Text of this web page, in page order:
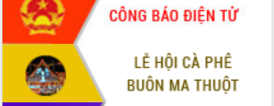
Đắk Lắk rà soát, điều chỉnh Đề án 190
về phát triển nuôi trồng thủy sản
Phó Chủ tịch UBND tỉnh Đắk Lắk
Trương Công Thái kiểm tra thực địa
Dự án cao tốc Khánh Hòa - Buôn Ma
Thuột
Định vị cà phê Việt Nam như một “di
sản sống” trong dòng chảy toàn cầu